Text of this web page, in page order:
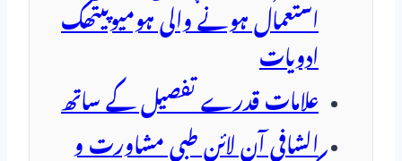
استعمال ہونے والی ہومیوپیتھک
ادویات
علامات قدرے تفصیل کے ساتھ
الشافی آن لائن طبی مشاورت و